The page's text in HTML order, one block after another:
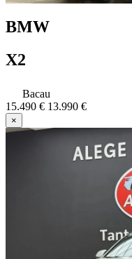
BMW
X2
Bacau
15.490 € 13.990 €
×